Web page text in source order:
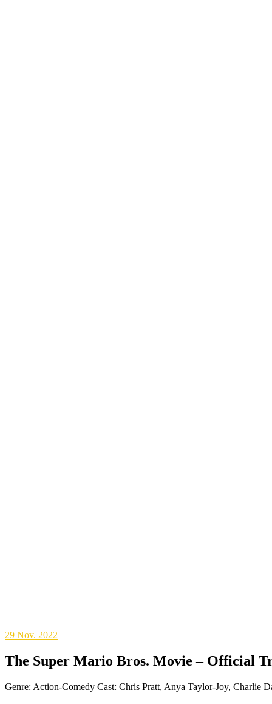
29 Nov. 2022
The Super Mario Bros. Movie – Official
Genre: Action-Comedy Cast: Chris Pratt, Anya Taylor-Joy, Charlie